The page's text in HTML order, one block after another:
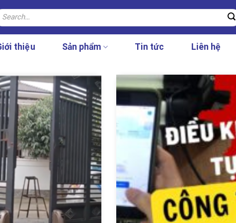
thiệu Sản phẩm Tin tức Liên hệ